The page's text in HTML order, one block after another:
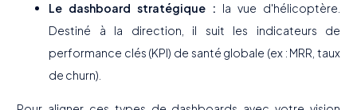
Le dashboard stratégique : la vue d'hélicoptère.
Destiné à la direction, il suit les indicateurs de
performance clés (KPI) de santé globale (ex : MRR, taux
de churn).